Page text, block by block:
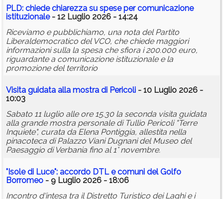
PLD: chiede chiarezza su spese per comunicazione
istituzionale- 12 Luglio 2026 - 14:24
Riceviamo e pubblichiamo, una nota del Partito
Liberaldemocratico del VCO, che chiede maggiori
informazioni sulla la spesa che sfiora i 200.000 euro,
riguardante a comunicazione istituzionale e la
promozione del territorio
Visita guidata alla mostra di Pericoli - 10 Luglio 2026 -
10:03
Sabato 11 luglio alle ore 15.30 la seconda visita guidata
alla grande mostra personale di Tullio Pericoli "Terre
Inquiete", curata da Elena Pontiggia, allestita nella
pinacoteca di Palazzo Viani Dugnani del Museo del
Paesaggio di Verbania fino al 1° novembre.
"Isole di Luce": accordo DTL e comuni del Golfo
Borromeo - 9 Luglio 2026 - 18:06
Incontro d'intesa tra il Distretto Turistico dei Laghi e i